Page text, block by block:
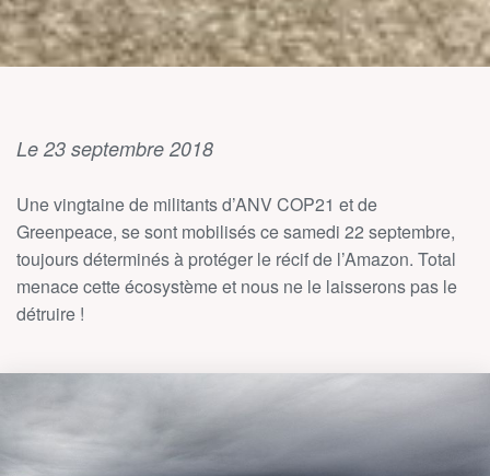
Le 23 septembre 2018
Une vingtaine de militants d’ANV COP21 et de
Greenpeace, se sont mobilisés ce samedi 22 septembre,
toujours déterminés à protéger le récif de l’Amazon. Total
menace cette écosystème et nous ne le laisserons pas le
détruire !